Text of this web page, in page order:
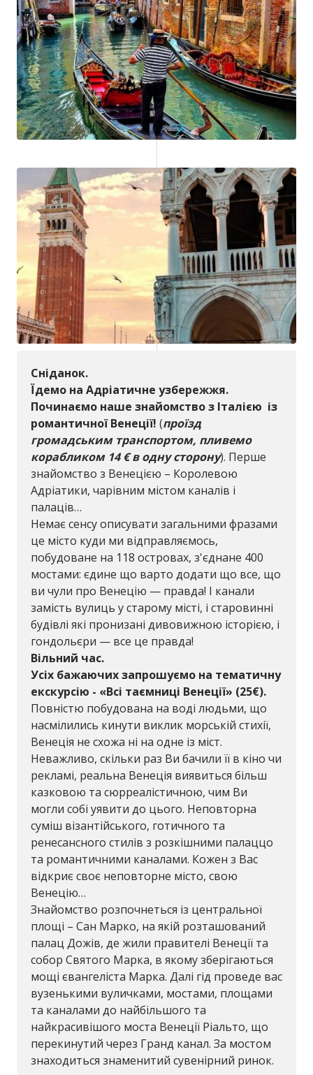
Сніданок.
Їдемо на Адріатичне узбережжя.
Починаємо наше знайомство з Італією із
романтичної Венеції! (проїзд
громадським транспортом, пливемо
корабликом 14 € в одну сторону). Перше
знайомство з Венецією – Королевою
Адріатики, чарівним містом каналів і
палаців…
Немає сенсу описувати загальними фразами
це місто куди ми відправляємось,
побудоване на 118 островах, з'єднане 400
мостами: єдине що варто додати що все, що
ви чули про Венецію — правда! І канали
замість вулиць у старому місті, і старовинні
будівлі які пронизані дивовижною історією, і
гондольєри — все це правда!
Вільний час.
Усіх бажаючих запрошуємо на тематичну
екскурсію - «Всі таємниці Венеції» (25€).
Повністю побудована на воді людьми, що
насмілились кинути виклик морській стихії,
Венеція не схожа ні на одне із міст.
Неважливо, скільки раз Ви бачили її в кіно чи
рекламі, реальна Венеція виявиться більш
казковою та сюрреалістичною, чим Ви
могли собі уявити до цього. Неповторна
суміш візантійського, готичного та
ренесансного стилів з розкішними палаццо
та романтичними каналами. Кожен з Вас
відкриє своє неповторне місто, свою
Венецію…
Знайомство розпочнеться із центральної
площі – Сан Марко, на якій розташований
палац Дожів, де жили правителі Венеції та
собор Святого Марка, в якому зберігаються
мощі євангеліста Марка. Далі гід проведе вас
вузенькими вуличками, мостами, площами
та каналами до найбільшого та
найкрасивішого моста Венеції Ріальто, що
перекинутий через Гранд канал. За мостом
знаходиться знаменитий сувенірний ринок.